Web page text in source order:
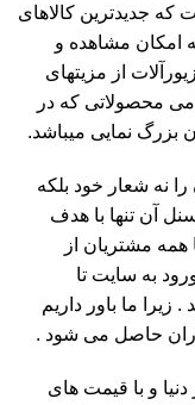
که جدیدترین کالاهای
امکان مشاهده و
از مزیتهای
محصولاتی که در
بزرگ نمایی میباشد.
نه شعار خود بلکه
آن تنها با هدف
همه مشتریان از
به سایت تا
ما باور داریم
حاصل می شود .
و با قیمت های